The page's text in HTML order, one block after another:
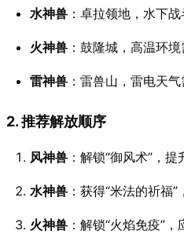
水神兽 ：卓拉领地，水下
火神兽 ：鼓隆城，高温环境
雷神兽 ：雷兽山，雷电天气
2. 推荐解放顺序
风神兽 ：解锁“御风术”，提
水神兽 ：获得“米法的祈福”
火神兽 ：解锁“火焰免疫”，